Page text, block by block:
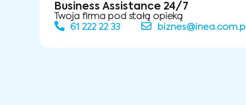
Business Assistance 24/7
Twoja firma pod stałą opieką
61 222 22 33
biznes@inea.com.pl